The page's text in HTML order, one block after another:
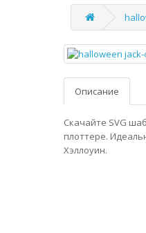
Описание
Скачайте SVG
плоттере.
Хэллоуин.